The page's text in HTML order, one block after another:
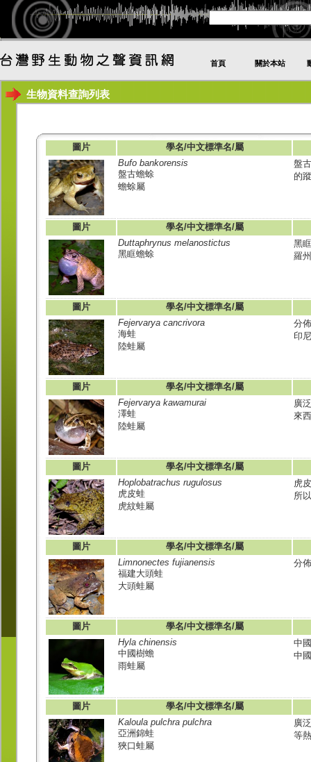
首頁 關於本站
生物資料查詢列表
圖片
學名/中文標準名/屬
Bufo bankorensis
盤古蟾蜍
蟾蜍屬
盤
的
圖片
學名/中文標準名/屬
Duttaphrynus melanostictus
黑眶蟾蜍
黑
羅
圖片
學名/中文標準名/屬
Fejervarya cancrivora
海蛙
陸蛙屬
分
印
圖片
學名/中文標準名/屬
Fejervarya kawamurai
澤蛙
陸蛙屬
廣
來
圖片
學名/中文標準名/屬
Hoplobatrachus rugulosus
虎皮蛙
虎紋蛙屬
虎
所
圖片
學名/中文標準名/屬
Limnonectes fujianensis
福建大頭蛙
大頭蛙屬
分
圖片
學名/中文標準名/屬
Hyla chinensis
中國樹蟾
雨蛙屬
中
中
圖片
學名/中文標準名/屬
Kaloula pulchra pulchra
亞洲錦蛙
狹口蛙屬
廣
等